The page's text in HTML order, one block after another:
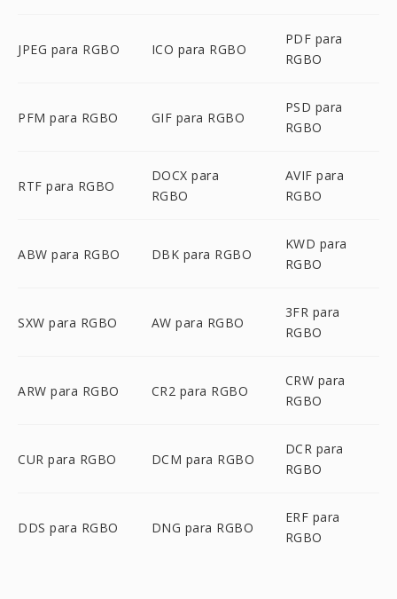
JPEG para RGBO ICO para RGBO
PDF para
RGBO
PFM para RGBO GIF para RGBO
PSD para
RGBO
RTF para RGBO
DOCX para
RGBO
AVIF para
RGBO
ABW para RGBO DBK para RGBO
KWD para
RGBO
SXW para RGBO AW para RGBO
3FR para
RGBO
ARW para RGBO CR2 para RGBO
CRW para
RGBO
CUR para RGBO DCM para RGBO
DCR para
RGBO
DDS para RGBO DNG para RGBO
ERF para
RGBO